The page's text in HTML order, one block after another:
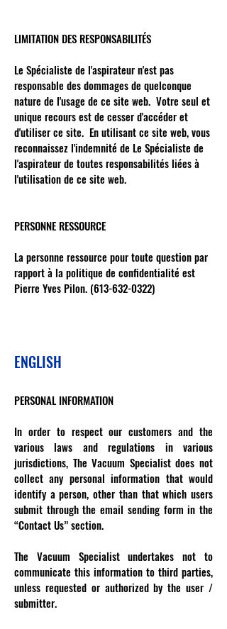
LIMITATION DES RESPONSABILITÉS
Le Spécialiste de l'aspirateur n'est pas
responsable des dommages de quelconque
nature de l'usage de ce site web. Votre seul et
unique recours est de cesser d'accéder et
d'utiliser ce site. En utilisant ce site web, vous
reconnaissez l'indemnité de Le Spécialiste de
l'aspirateur de toutes responsabilités liées à
l'utilisation de ce site web.
PERSONNE RESSOURCE
La personne ressource pour toute question par
rapport à la politique de confidentialité est
Pierre Yves Pilon. (613-632-0322)
ENGLISH
PERSONAL INFORMATION
In order to respect our customers and the
various laws and regulations in various
jurisdictions, The Vacuum Specialist does not
collect any personal information that would
identify a person, other than that which users
submit through the email sending form in the
“Contact Us” section.
The Vacuum Specialist undertakes not to
communicate this information to third parties,
unless requested or authorized by the user /
submitter.